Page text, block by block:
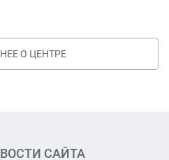
О ЦЕНТРЕ
САЙТА